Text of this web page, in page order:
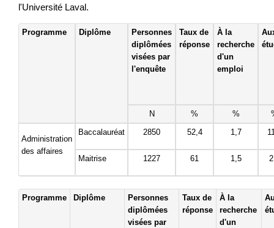
l'Université Laval.
Programme Diplôme
Personnes
diplômées
visées par
l'enquête
Taux de
réponse
À la
recherche
d'un
emploi
N % %
Administration
des affaires
Baccalauréat 2850 52,4 1,7
Maitrise 1227 61 1,5
Programme Diplôme
Personnes
diplômées
visées par
Taux de
réponse
À la
recherche
d'un